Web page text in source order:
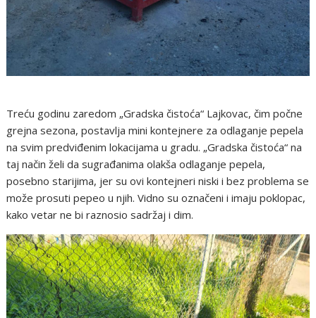
Treću godinu zaredom „Gradska čistoća“ Lajkovac, čim počne
grejna sezona, postavlja mini kontejnere za odlaganje pepela
na svim predviđenim lokacijama u gradu. „Gradska čistoća“ na
taj način želi da sugrađanima olakša odlaganje pepela,
posebno starijima, jer su ovi kontejneri niski i bez problema se
može prosuti pepeo u njih. Vidno su označeni i imaju poklopac,
kako vetar ne bi raznosio sadržaj i dim.